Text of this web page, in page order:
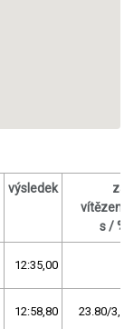
výsledek
za
vítězem
s / %
12:35,00
12:58,80 23.80/3,2